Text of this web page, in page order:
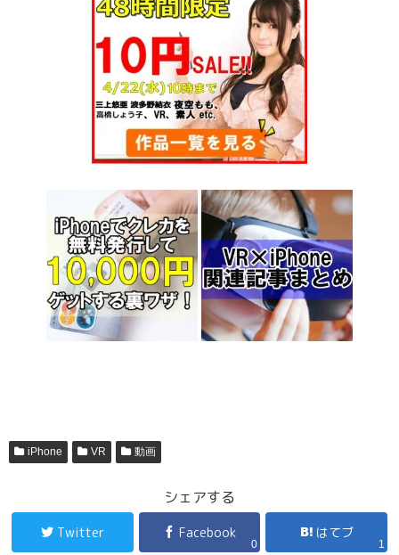
iPhone VR 動画
シェアする
Twitter Facebook
0
はてブ
1